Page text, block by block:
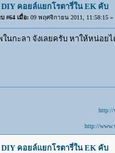
DIY คอยล์แยกโรตารี่ใน EK คับ
#64 เมื่อ:09 พฤศจิกายน 2011, 11:58:15 »
ในกะลา จังเลยครับ หาให้หน่อย
http://
http://
DIY คอยล์แยกโรตารี่ใน EK คับ